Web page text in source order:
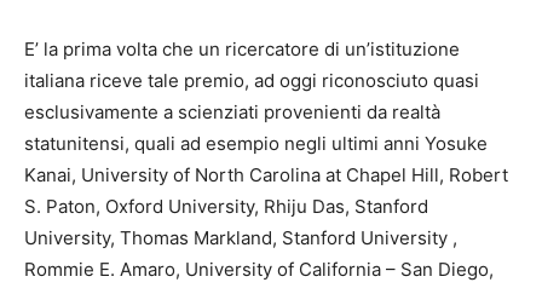
E’ la prima volta che un ricercatore di un’istituzione
italiana riceve tale premio, ad oggi riconosciuto quasi
esclusivamente a scienziati provenienti da realtà
statunitensi, quali ad esempio negli ultimi anni Yosuke
Kanai, University of North Carolina at Chapel Hill, Robert
S. Paton, Oxford University, Rhiju Das, Stanford
University, Thomas Markland, Stanford University ,
Rommie E. Amaro, University of California – San Diego,